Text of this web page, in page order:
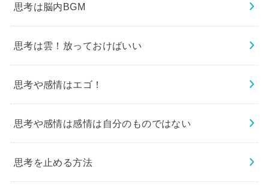
思考は脳内BGM
思考は雲！放っておけばいい
思考や感情はエゴ！
思考や感情は感情は自分のものではない
思考を止める方法